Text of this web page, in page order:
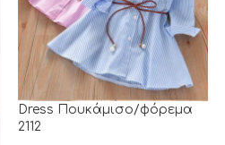
Dress Πουκάμισο/φόρεμα
2112